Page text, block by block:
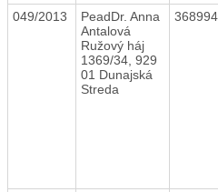
049/2013
PeadDr. Anna
Antalová
Ružový háj
1369/34, 929
01 Dunajská
Streda